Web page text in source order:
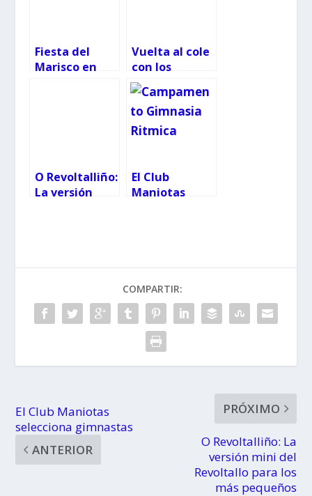
Fiesta del
Marisco en
Vuelta al cole
con los
zapatos
colegiales
lavables
Conguitos
O Revoltalliño:
La versión
El Club
Maniotas
COMPARTIR:
El Club Maniotas
selecciona gimnastas
ANTERIOR
PRÓXIMO
O Revoltalliño: La
versión mini del
Revoltallo para los
más pequeños